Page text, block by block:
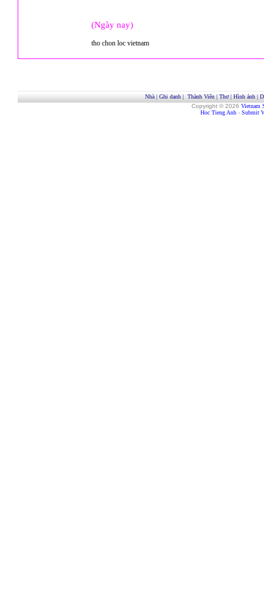
(Ngày nay)
tho chon loc vietnam
Nhà| Ghi danh| Thành Viên| Thơ| Hình ảnh|
Copyright © 2026 Vietnam
Hoc Tieng Anh - Submit